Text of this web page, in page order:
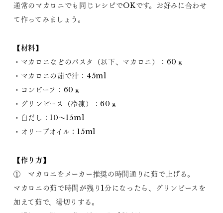
通常のマカロニでも同じレシピでOKです。お好みに合わせ
て作ってみましょう。
【材料】
・マカロニなどのパスタ（以下、マカロニ）：60ｇ
・マカロニの茹で汁：45ml
・コンビーフ：60ｇ
・グリンピース（冷凍）：60ｇ
・白だし：10～15ml
・オリーブオイル：15ml
【作り方】
① マカロニをメーカー推奨の時間通りに茹で上げる。
マカロニの茹で時間が残り1分になったら、グリンピースを
加えて茹で、湯切りする。